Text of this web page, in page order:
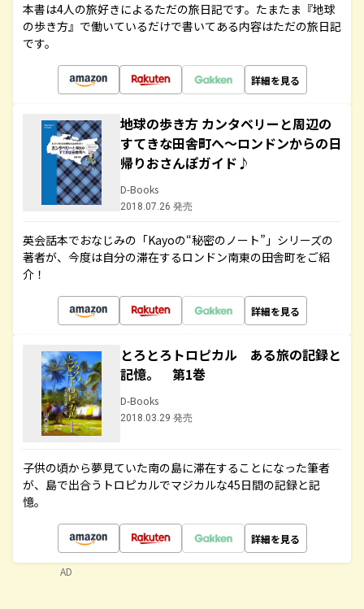
本書は4人の旅好きによるただの旅日記です。たまたま『地球
の歩き方』で働いているだけで書いてある内容はただの旅日記
です。
詳細を見る
地球の歩き方 カンタベリーと周辺の
すてきな田舎町へ～ロンドンからの日
帰りおさんぽガイド♪
D-Books
2018.07.26 発売
英会話本でおなじみの「Kayoの“秘密のノート”」シリーズの
著者が、今度は自分の滞在するロンドン南東の田舎町をご紹
介！
詳細を見る
とろとろトロピカル ある旅の記録と
記憶。 第1巻
D-Books
2018.03.29 発売
子供の頃から夢見ていた南の島に滞在することになった筆者
が、島で出合うトロピカルでマジカルな45日間の記録と記
憶。
詳細を見る
AD